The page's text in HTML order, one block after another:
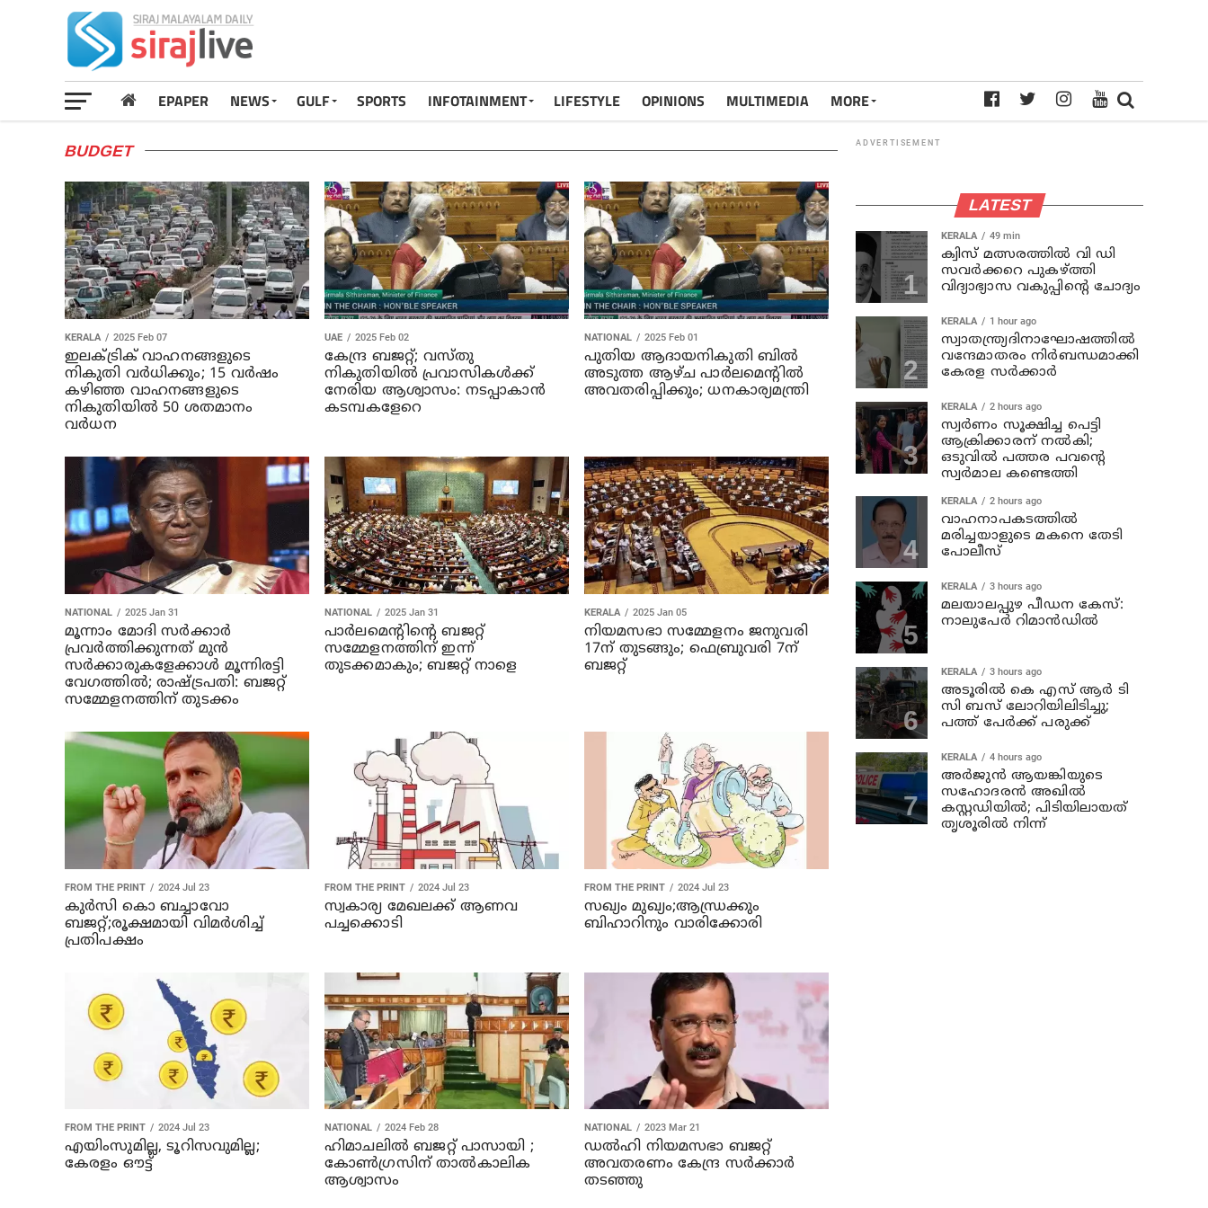
EPAPER NEWS GULF SPORTS INFOTAINMENT LIFESTYLE OPINIONS MULTIMEDIA MORE
BUDGET
KERALA 2025 Feb 07
ഇലക്ട്രിക് വാഹനങ്ങളുടെ
നികുതി വര്‍ധിക്കും; 15 വര്‍ഷം
കഴിഞ്ഞ വാഹനങ്ങളുടെ
നികുതിയില്‍ 50 ശതമാനം
വര്‍ധന
UAE 2025 Feb 02
കേന്ദ്ര ബജറ്റ്; വസ്തു
നികുതിയിൽ പ്രവാസികൾക്ക്
നേരിയ ആശ്വാസം: നടപ്പാകാൻ
കടമ്പകളേറെ
NATIONAL 2025 Feb 01
പുതിയ ആദായനികുതി ബില്‍
അടുത്ത ആഴ്ച പാര്‍ലമെന്റില്‍
അവതരിപ്പിക്കും; ധനകാര്യമന്ത്രി
NATIONAL 2025 Jan 31
മൂന്നാം മോദി സര്‍ക്കാര്‍
പ്രവര്‍ത്തിക്കുന്നത് മുന്‍
സര്‍ക്കാരുകളേക്കാള്‍ മൂന്നിരട്ടി
വേഗത്തില്‍; രാഷ്ട്രപതി: ബജറ്റ്‌
സമ്മേളനത്തിന് തുടക്കം
NATIONAL 2025 Jan 31
പാര്‍ലമെന്റിന്റെ ബജറ്റ്
സമ്മേളനത്തിന് ഇന്ന്
തുടക്കമാകും; ബജറ്റ് നാളെ
KERALA 2025 Jan 05
നിയമസഭാ സമ്മേളനം ജനുവരി
17ന് തുടങ്ങും; ഫെബ്രുവരി 7ന്
ബജറ്റ്
FROM THE PRINT 2024 Jul 23
കുർസി കൊ ബച്ചാവോ
ബജറ്റ്;രൂക്ഷമായി വിമർശിച്ച്
പ്രതിപക്ഷം
FROM THE PRINT 2024 Jul 23
സ്വകാര്യ മേഖലക്ക് ആണവ
പച്ചക്കൊടി
FROM THE PRINT 2024 Jul 23
സഖ്യം മുഖ്യം;ആന്ധ്രക്കും
ബിഹാറിനും വാരിക്കോരി
FROM THE PRINT 2024 Jul 23
എയിംസുമില്ല, ടൂറിസവുമില്ല;
കേരളം ഔട്ട്
NATIONAL 2024 Feb 28
ഹിമാചലില്‍ ബജറ്റ് പാസായി ;
കോണ്‍ഗ്രസിന് താല്‍കാലിക
ആശ്വാസം
NATIONAL 2023 Mar 21
ഡല്‍ഹി നിയമസഭാ ബജറ്റ്
അവതരണം കേന്ദ്ര സര്‍ക്കാര്‍
തടഞ്ഞു
ADVERTISEMENT
LATEST
KERALA 49 min
ക്വിസ് മത്സരത്തില്‍ വി ഡി
സവര്‍ക്കറെ പുകഴ്ത്തി
വിദ്യാഭ്യാസ വകുപ്പിന്റെ ചോദ്യം
KERALA 1 hour ago
സ്വാതന്ത്ര്യദിനാഘോഷത്തില്‍
വന്ദേമാതരം നിര്‍ബന്ധമാക്കി
കേരള സര്‍ക്കാര്‍
KERALA 2 hours ago
സ്വര്‍ണം സൂക്ഷിച്ച പെട്ടി
ആക്രിക്കാരന് നല്‍കി;
ഒടുവില്‍ പത്തര പവന്റെ
സ്വര്‍മാല കണ്ടെത്തി
KERALA 2 hours ago
വാഹനാപകടത്തില്‍
മരിച്ചയാളുടെ മകനെ തേടി
പോലീസ്
KERALA 3 hours ago
മലയാലപ്പുഴ പീഡന കേസ്:
നാലുപേര്‍ റിമാന്‍ഡില്‍
KERALA 3 hours ago
അടൂരില്‍ കെ എസ് ആര്‍ ടി
സി ബസ് ലോറിയിലിടിച്ചു;
പത്ത് പേര്‍ക്ക് പരുക്ക്
KERALA 4 hours ago
അര്‍ജുന്‍ ആയങ്കിയുടെ
സഹോദരന്‍ അഖില്‍
കസ്റ്റഡിയില്‍; പിടിയിലായത്
തൃശൂരില്‍ നിന്ന്